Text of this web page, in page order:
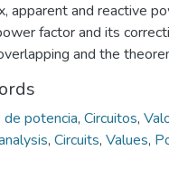
apparent and reactive
factor and its
and the
potencia, Circuitos,
, Circuits, Values,